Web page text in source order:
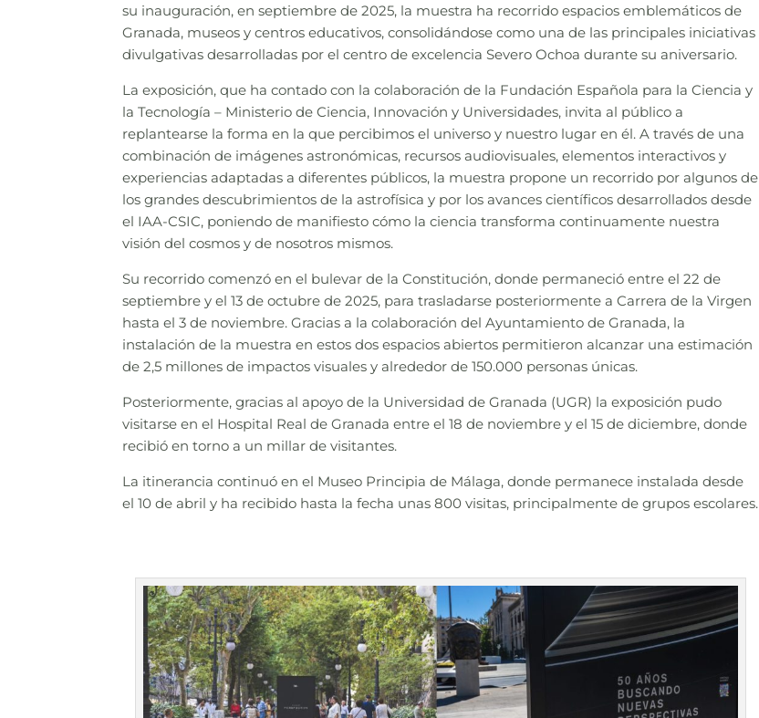
su inauguración, en septiembre de 2025, la muestra ha recorrido espacios emblemáticos de
Granada, museos y centros educativos, consolidándose como una de las principales iniciativas
divulgativas desarrolladas por el centro de excelencia Severo Ochoa durante su aniversario.
La exposición, que ha contado con la colaboración de la Fundación Española para la Ciencia y
la Tecnología – Ministerio de Ciencia, Innovación y Universidades, invita al público a
replantearse la forma en la que percibimos el universo y nuestro lugar en él. A través de una
combinación de imágenes astronómicas, recursos audiovisuales, elementos interactivos y
experiencias adaptadas a diferentes públicos, la muestra propone un recorrido por algunos de
los grandes descubrimientos de la astrofísica y por los avances científicos desarrollados desde
el IAA-CSIC, poniendo de manifiesto cómo la ciencia transforma continuamente nuestra
visión del cosmos y de nosotros mismos.
Su recorrido comenzó en el bulevar de la Constitución, donde permaneció entre el 22 de
septiembre y el 13 de octubre de 2025, para trasladarse posteriormente a Carrera de la Virgen
hasta el 3 de noviembre. Gracias a la colaboración del Ayuntamiento de Granada, la
instalación de la muestra en estos dos espacios abiertos permitieron alcanzar una estimación
de 2,5 millones de impactos visuales y alrededor de 150.000 personas únicas.
Posteriormente, gracias al apoyo de la Universidad de Granada (UGR) la exposición pudo
visitarse en el Hospital Real de Granada entre el 18 de noviembre y el 15 de diciembre, donde
recibió en torno a un millar de visitantes.
La itinerancia continuó en el Museo Principia de Málaga, donde permanece instalada desde
el 10 de abril y ha recibido hasta la fecha unas 800 visitas, principalmente de grupos escolares.